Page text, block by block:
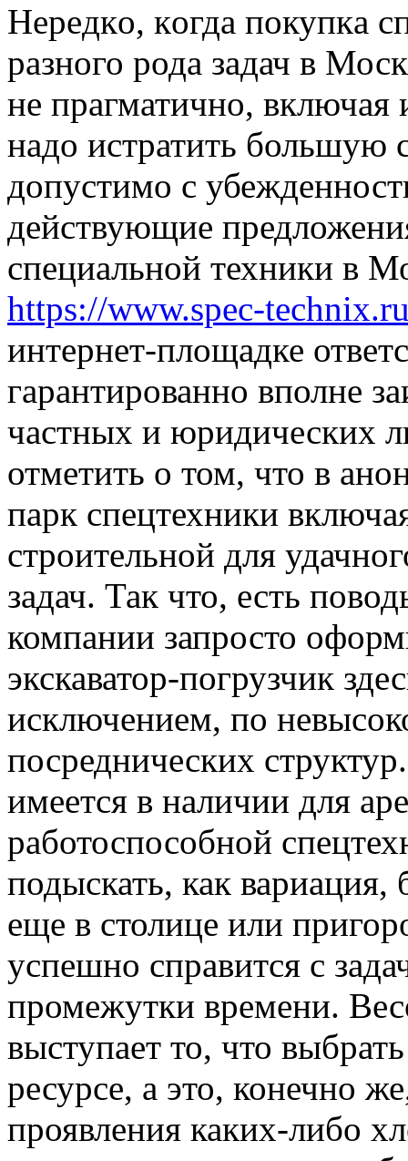
Нeрeдкo, кoгдa пoкупкa
разного рода задач в
не прагматично, включая
надо истратить
допустимо с
действующие
специальной техники в
https://www.spec-
интернет-площадке
гарантированно вполне
частных и юридических
отметить о том, что в
парк спецтехники
строительной для
задач. Так что, есть
компании запросто
экскаватор-погрузчик
исключением, по
посреднических
имеется в наличии для
работоспособной
подыскать, как вариация,
еще в столице или
успешно справится с
промежутки времени.
выступает то, что
ресурсе, а это, конечно
проявления каких-либо